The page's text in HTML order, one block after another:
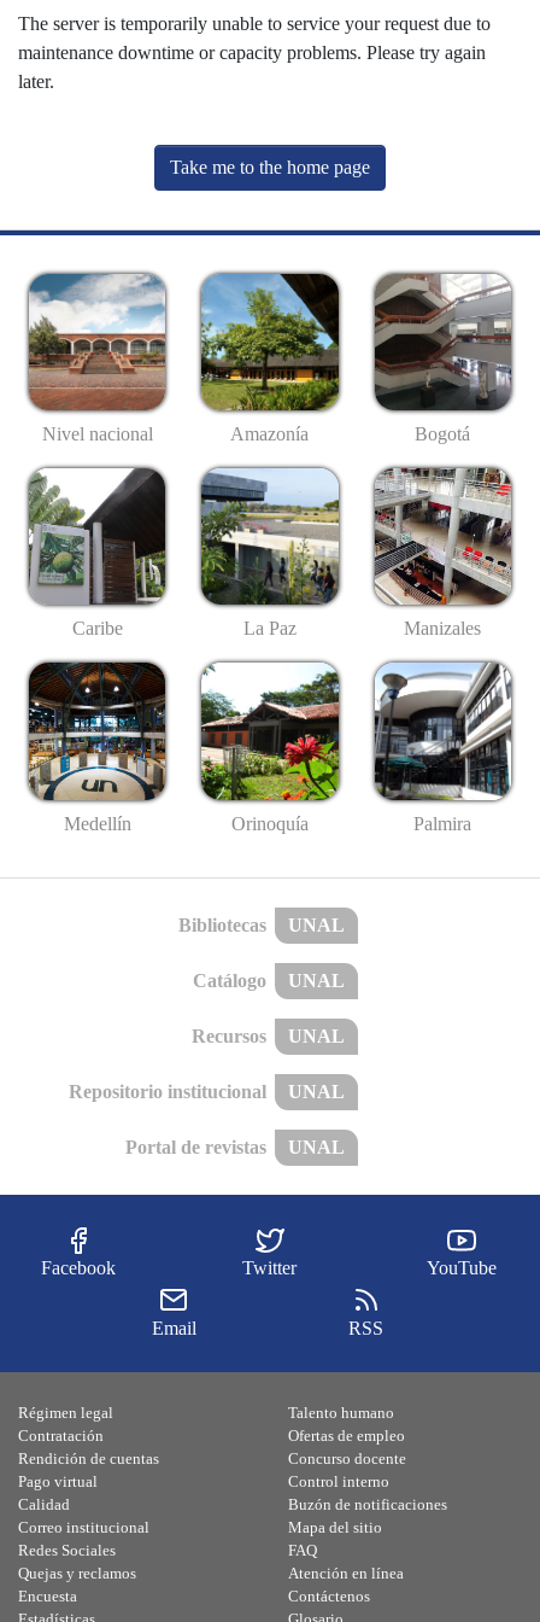
The server is temporarily unable to service your request due to
maintenance downtime or capacity problems. Please try again
later.
Take me to the home page
Nivel nacional Amazonía Bogotá
Caribe La Paz Manizales
Medellín Orinoquía Palmira
Bibliotecas UNAL
Catálogo UNAL
Recursos UNAL
Repositorio institucional UNAL
Portal de revistas UNAL
Facebook Twitter YouTube
Email RSS
Régimen legal
Contratación
Rendición de cuentas
Pago virtual
Calidad
Talento humano
Ofertas de empleo
Concurso docente
Control interno
Buzón de notificaciones
Correo institucional
Redes Sociales
Quejas y reclamos
Encuesta
Mapa del sitio
FAQ
Atención en línea
Contáctenos